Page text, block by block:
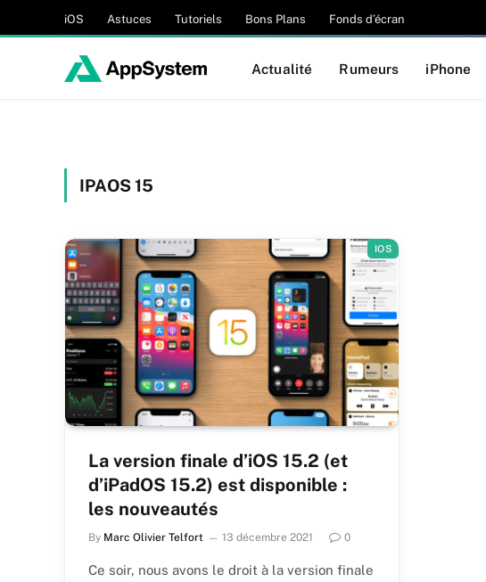
iOS Astuces Tutoriels Bons Plans Fonds d’écran
Actualité Rumeurs iPhone
IPAOS 15
IOS
La version finale d’iOS 15.2 (et
d’iPadOS 15.2) est disponible :
les nouveautés
By Marc Olivier Telfort 13 décembre 2021 0
Ce soir, nous avons le droit à la version finale